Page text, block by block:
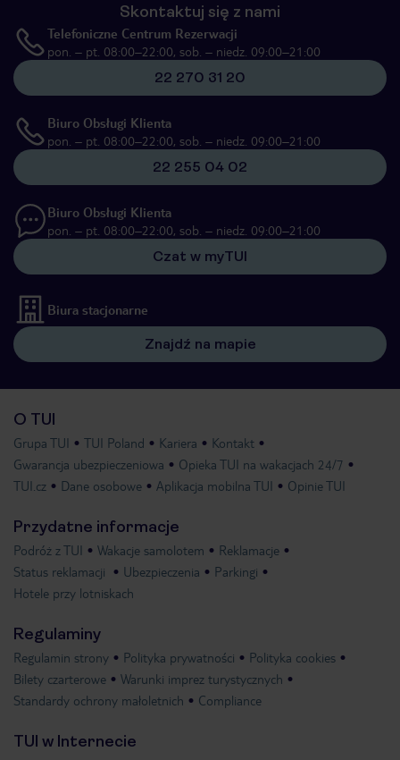
Skontaktuj się z nami
Telefoniczne Centrum Rezerwacji
pon. – pt. 08:00–22:00, sob. – niedz. 09:00–21:00
22 270 31 20
Biuro Obsługi Klienta
pon. – pt. 08:00–22:00, sob. – niedz. 09:00–21:00
22 255 04 02
Biuro Obsługi Klienta
pon. – pt. 08:00–22:00, sob. – niedz. 09:00–21:00
Czat w myTUI
Biura stacjonarne
Znajdź na mapie
O TUI
Grupa TUI TUI Poland Kariera
Kontakt
Gwarancja ubezpieczeniowa
Opieka TUI na wakacjach 24/7
TUI.cz
Dane osobowe Aplikacja mobilna TUI Opinie TUI
Przydatne informacje
Podróż z TUI Wakacje samolotem
Reklamacje
Status reklamacji
Ubezpieczenia
Parkingi
Hotele przy lotniskach
Regulaminy
Regulamin strony Polityka prywatności
Polityka cookies
Bilety czarterowe
Warunki imprez turystycznych
Standardy ochrony małoletnich
Compliance
TUI w Internecie